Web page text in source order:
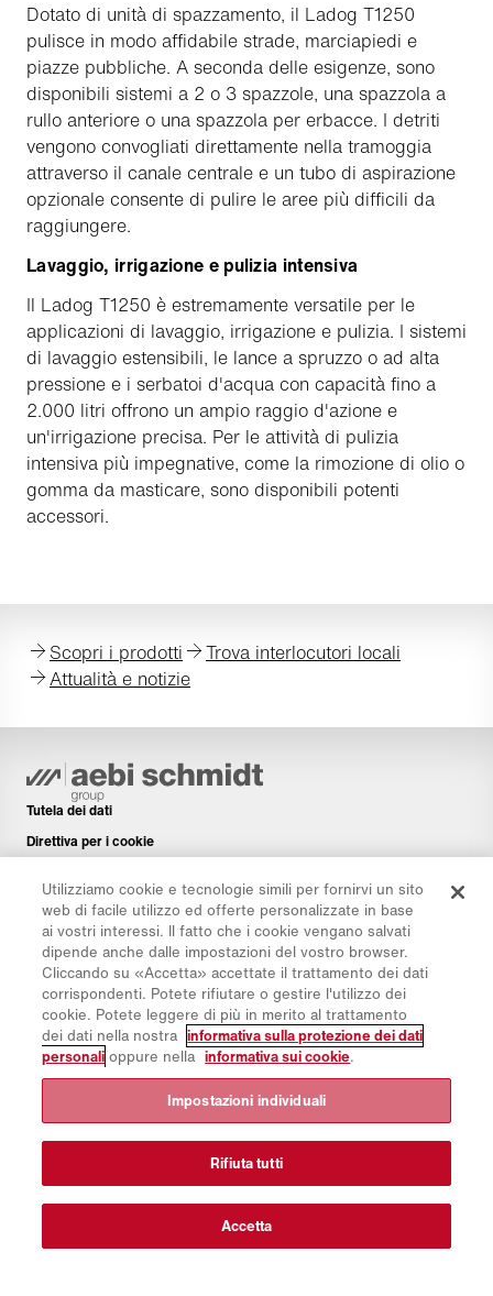
Dotato di unità di spazzamento, il Ladog T1250
pulisce in modo affidabile strade, marciapiedi e
piazze pubbliche. A seconda delle esigenze, sono
disponibili sistemi a 2 o 3 spazzole, una spazzola a
rullo anteriore o una spazzola per erbacce. I detriti
vengono convogliati direttamente nella tramoggia
attraverso il canale centrale e un tubo di aspirazione
opzionale consente di pulire le aree più difficili da
raggiungere.
Lavaggio, irrigazione e pulizia intensiva
Il Ladog T1250 è estremamente versatile per le
applicazioni di lavaggio, irrigazione e pulizia. I sistemi
di lavaggio estensibili, le lance a spruzzo o ad alta
pressione e i serbatoi d'acqua con capacità fino a
2.000 litri offrono un ampio raggio d'azione e
un'irrigazione precisa. Per le attività di pulizia
intensiva più impegnative, come la rimozione di olio o
gomma da masticare, sono disponibili potenti
accessori.
Scopri i prodotti
Trova interlocutori locali
Attualità e notizie
Tutela dei dati
Direttiva per i cookie
Disclaimer
Newsletter
Pezzi di ricambio
Area di download
Calcolatore di CO₂
Calcolatrice TCO
Panoramica dei gruppi di prodotti
Login IntelliOPS
CollabHub Login
© 2026 Aebi Schmidt Group
Utilizziamo cookie e tecnologie simili per fornirvi un sito
web di facile utilizzo ed offerte personalizzate in base
ai vostri interessi. Il fatto che i cookie vengano salvati
dipende anche dalle impostazioni del vostro browser.
Cliccando su «Accetta» accettate il trattamento dei dati
corrispondenti. Potete rifiutare o gestire l'utilizzo dei
cookie. Potete leggere di più in merito al trattamento
dei dati nella nostra informativa sulla protezione dei dati
personali oppure nella informativa sui cookie.
Impostazioni individuali
Rifiuta tutti
Accetta